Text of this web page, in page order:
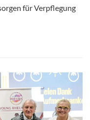
für Verpflegung